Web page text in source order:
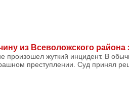
из Всеволожского
произошел жуткий инцидент. В
преступлении. Суд принял